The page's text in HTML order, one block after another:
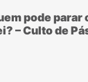
pode parar
– Culto de